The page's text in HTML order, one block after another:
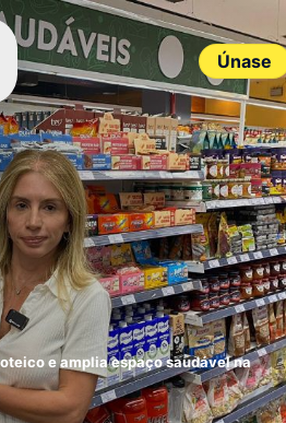
Únase
e amplia espaço saudável na